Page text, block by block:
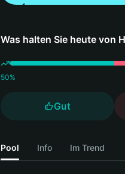
Was halten Sie heute von
50%
Gut
Pool Info Im Trend